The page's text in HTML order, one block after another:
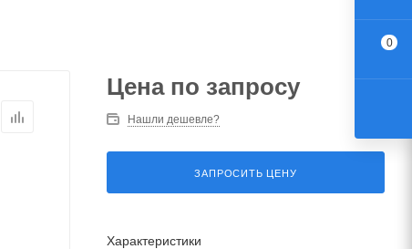
Цена по запросу
Нашли дешевле?
ЗАПРОСИТЬ ЦЕНУ
Характеристики
0